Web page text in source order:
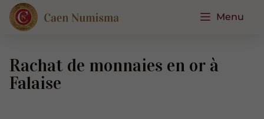
Menu
Rachat de monnaies en or à
Falaise